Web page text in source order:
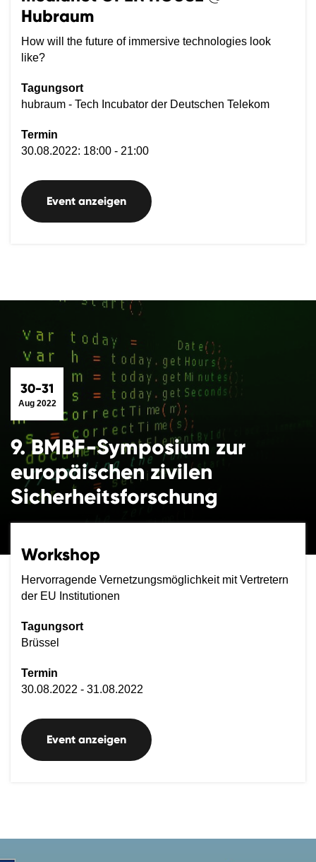
Hubraum
How will the future of immersive technologies look
like?
Tagungsort
hubraum - Tech Incubator der Deutschen Telekom
Termin
30.08.2022: 18:00 - 21:00
Event anzeigen
30-31
Aug 2022
9. BMBF-Symposium zur
europäischen zivilen
Sicherheitsforschung
Workshop
Hervorragende Vernetzungsmöglichkeit mit Vertretern
der EU Institutionen
Tagungsort
Brüssel
Termin
30.08.2022 - 31.08.2022
Event anzeigen